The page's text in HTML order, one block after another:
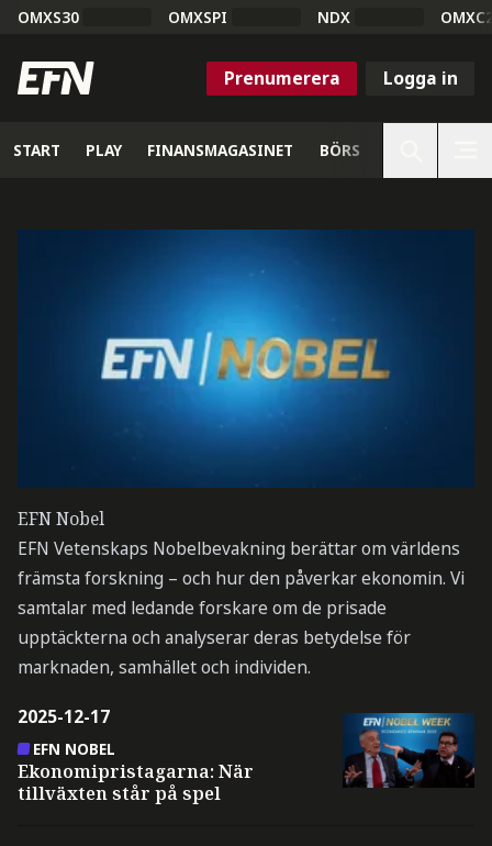
OMXS30 OMXSPI NDX
Prenumerera Logga in
START PLAY FINANSMAGASINET BÖRS
EFN Nobel
EFN Vetenskaps Nobelbevakning berättar om världens
främsta forskning – och hur den påverkar ekonomin. Vi
samtalar med ledande forskare om de prisade
upptäckterna och analyserar deras betydelse för
marknaden, samhället och individen.
2025-12-17
EFN NOBEL
Ekonomipristagarna: När
tillväxten står på spel